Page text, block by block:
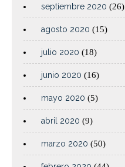
septiembre 2020 (26)
agosto 2020 (15)
julio 2020 (18)
junio 2020 (16)
mayo 2020 (5)
abril 2020 (9)
marzo 2020 (50)